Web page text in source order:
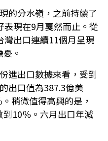
的分水嶺，之前持續了
表現在9月戛然而止。從
灣出口連續11個月呈現
。
進出口數據來看，受到
出口值為387.3億美
稍微值得高興的是，
10％。六月出口年減